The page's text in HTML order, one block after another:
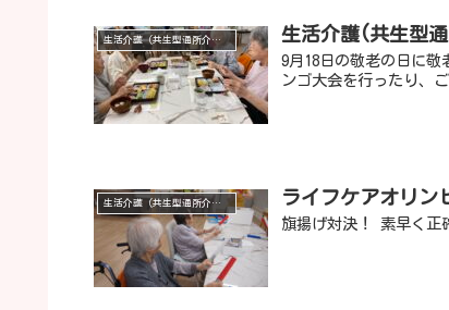
生活介護（共生型通所介護） 生活介護(共生型
9月18日の敬老の日に
ンゴ大会を行ったり、
生活介護（共生型通所介護） ライフケアオリ
旗揚げ対決！ 素早く